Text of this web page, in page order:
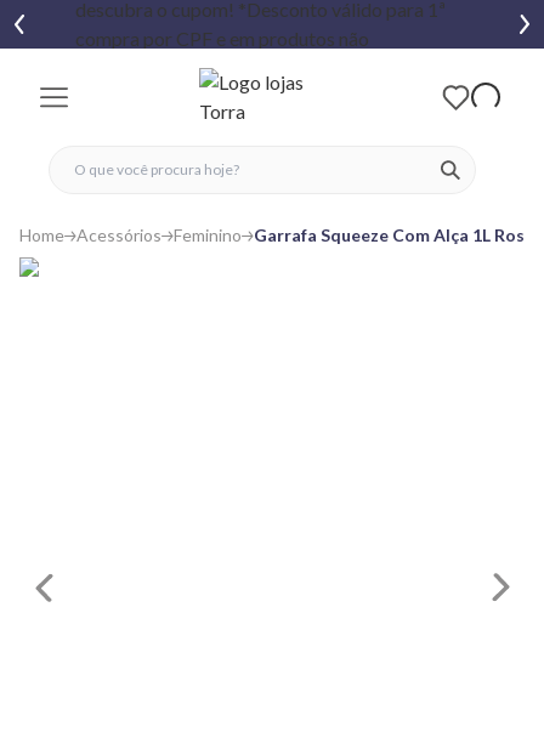
ver
fechar menu
fechar menu
favoritos
Home Acessórios Feminino Garrafa Squeeze Com Alça 1L Rosa